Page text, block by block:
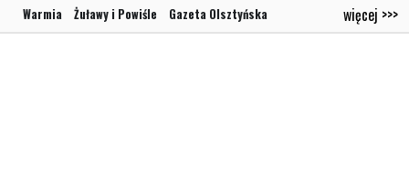
Warmia Żuławy i Powiśle Gazeta Olsztyńska więcej >>>